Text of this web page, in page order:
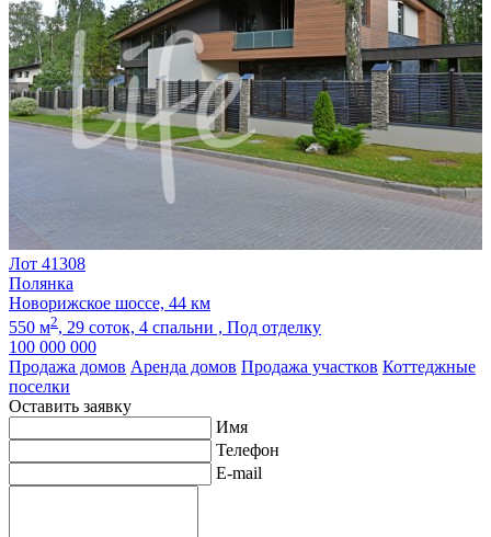
Лот 41308
Полянка
Новорижское шоссе, 44 км
550 м2, 29 соток, 4 спальни , Под отделку
100 000 000
Продажа домов Аренда домов Продажа участков Коттеджные
поселки
Оставить заявку
Имя
Телефон
E-mail